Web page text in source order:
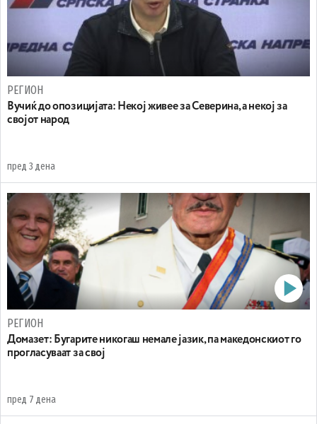
РЕГИОН
Вучиќ до опозицијата: Некој живее за Северина, а некој за
својот народ
пред 3 дена
РЕГИОН
Домазет: Бугарите никогаш немале јазик, па македонскиот го
прогласуваат за свој
пред 7 дена